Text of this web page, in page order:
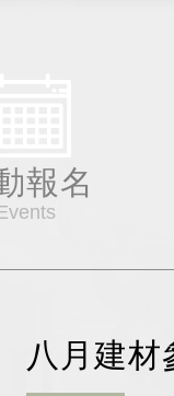
報名
八月建